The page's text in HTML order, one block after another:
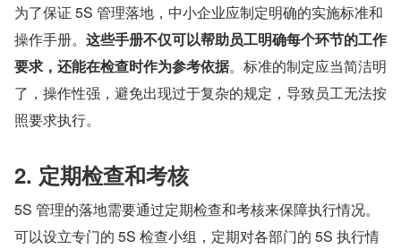
为了保证 5S 管理落地，中小企业应制定明确的实施标准和
操作手册。 这些手册不仅可以帮助员工明确每个环节的工作
要求，还能在检查时作为参考依据。标准的制定应当简洁明
了，操作性强，避免出现过于复杂的规定，导致员工无法按
照要求执行。
2. 定期检查和考核
5S 管理的落地需要通过定期检查和考核来保障执行情况。
可以设立专门的 5S 检查小组，定期对各部门的 5S 执行情